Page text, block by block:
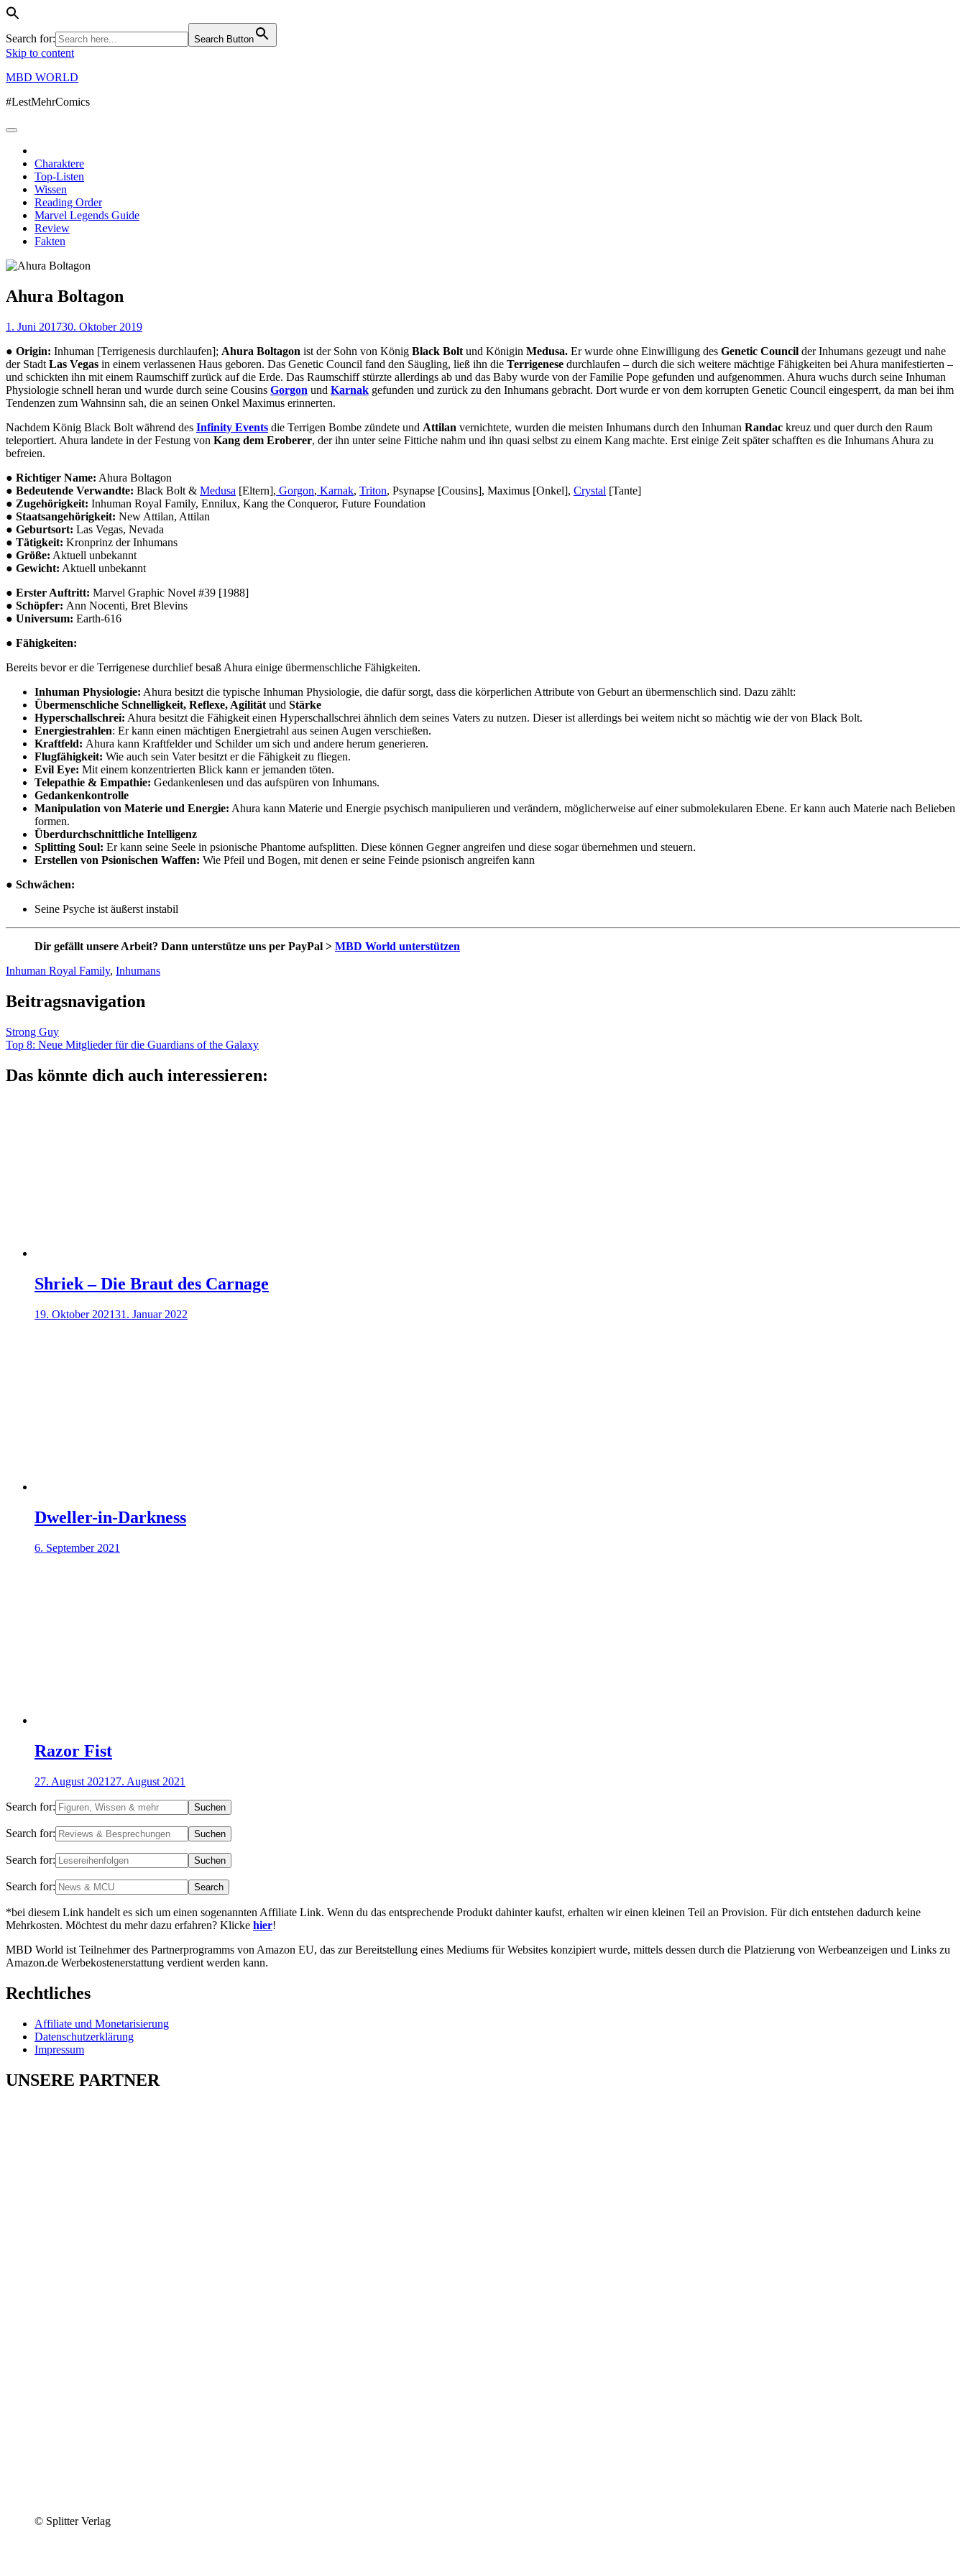
Search for: Search Button
Skip to content
MBD WORLD
#LestMehrComics
Charaktere
Top-Listen
Wissen
Reading Order
Marvel Legends Guide
Review
Fakten
Ahura Boltagon
1. Juni 201730. Oktober 2019
● Origin: Inhuman [Terrigenesis durchlaufen]; Ahura Boltagon ist der Sohn von König Black Bolt und Königin Medusa. Er wurde ohne Einwilligung des Genetic Council der Inhumans gezeugt und nahe
der Stadt Las Vegas in einem verlassenen Haus geboren. Das Genetic Council fand den Säugling, ließ ihn die Terrigenese durchlaufen – durch die sich weitere mächtige Fähigkeiten bei Ahura manifestierten –
und schickten ihn mit einem Raumschiff zurück auf die Erde. Das Raumschiff stürzte allerdings ab und das Baby wurde von der Familie Pope gefunden und aufgenommen. Ahura wuchs durch seine Inhuman
Physiologie schnell heran und wurde durch seine Cousins Gorgon und Karnak gefunden und zurück zu den Inhumans gebracht. Dort wurde er von dem korrupten Genetic Council eingesperrt, da man bei ihm
Tendenzen zum Wahnsinn sah, die an seinen Onkel Maximus erinnerten.
Nachdem König Black Bolt während des Infinity Events die Terrigen Bombe zündete und Attilan vernichtete, wurden die meisten Inhumans durch den Inhuman Randac kreuz und quer durch den Raum
teleportiert. Ahura landete in der Festung von Kang dem Eroberer, der ihn unter seine Fittiche nahm und ihn quasi selbst zu einem Kang machte. Erst einige Zeit später schafften es die Inhumans Ahura zu
befreien.
● Richtiger Name: Ahura Boltagon
● Bedeutende Verwandte: Black Bolt & Medusa [Eltern], Gorgon, Karnak, Triton, Psynapse [Cousins], Maximus [Onkel], Crystal [Tante]
● Zugehörigkeit: Inhuman Royal Family, Ennilux, Kang the Conqueror, Future Foundation
● Staatsangehörigkeit: New Attilan, Attilan
● Geburtsort: Las Vegas, Nevada
● Tätigkeit: Kronprinz der Inhumans
● Größe: Aktuell unbekannt
● Gewicht: Aktuell unbekannt
● Erster Auftritt: Marvel Graphic Novel #39 [1988]
● Schöpfer: Ann Nocenti, Bret Blevins
● Universum: Earth-616
● Fähigkeiten:
Bereits bevor er die Terrigenese durchlief besaß Ahura einige übermenschliche Fähigkeiten.
Inhuman Physiologie: Ahura besitzt die typische Inhuman Physiologie, die dafür sorgt, dass die körperlichen Attribute von Geburt an übermenschlich sind. Dazu zählt:
Übermenschliche Schnelligkeit, Reflexe, Agilität und Stärke
Hyperschallschrei: Ahura besitzt die Fähigkeit einen Hyperschallschrei ähnlich dem seines Vaters zu nutzen. Dieser ist allerdings bei weitem nicht so mächtig wie der von Black Bolt.
Energiestrahlen: Er kann einen mächtigen Energietrahl aus seinen Augen verschießen.
Kraftfeld: Ahura kann Kraftfelder und Schilder um sich und andere herum generieren.
Flugfähigkeit: Wie auch sein Vater besitzt er die Fähigkeit zu fliegen.
Evil Eye: Mit einem konzentrierten Blick kann er jemanden töten.
Telepathie & Empathie: Gedankenlesen und das aufspüren von Inhumans.
Gedankenkontrolle
Manipulation von Materie und Energie: Ahura kann Materie und Energie psychisch manipulieren und verändern, möglicherweise auf einer submolekularen Ebene. Er kann auch Materie nach Belieben
formen.
Überdurchschnittliche Intelligenz
Splitting Soul: Er kann seine Seele in psionische Phantome aufsplitten. Diese können Gegner angreifen und diese sogar übernehmen und steuern.
Erstellen von Psionischen Waffen: Wie Pfeil und Bogen, mit denen er seine Feinde psionisch angreifen kann
● Schwächen:
Seine Psyche ist äußerst instabil
Dir gefällt unsere Arbeit? Dann unterstütze uns per PayPal > MBD World unterstützen
Inhuman Royal Family, Inhumans
Beitragsnavigation
Strong Guy
Top 8: Neue Mitglieder für die Guardians of the Galaxy
Das könnte dich auch interessieren:
Shriek – Die Braut des Carnage
19. Oktober 202131. Januar 2022
Dweller-in-Darkness
6. September 2021
Razor Fist
27. August 2021 27. August 2021
Search for:
Search for:
Search for:
Search for:
*bei diesem Link handelt es sich um einen sogenannten Affiliate Link. Wenn du das entsprechende Produkt dahinter kaufst, erhalten wir einen kleinen Teil an Provision. Für dich entstehen dadurch keine
Mehrkosten. Möchtest du mehr dazu erfahren? Klicke hier!
MBD World ist Teilnehmer des Partnerprogramms von Amazon EU, das zur Bereitstellung eines Mediums für Websites konzipiert wurde, mittels dessen durch die Platzierung von Werbeanzeigen und Links zu
Amazon.de Werbekostenerstattung verdient werden kann.
Rechtliches
Affiliate und Monetarisierung
Datenschutzerklärung
Impressum
UNSERE PARTNER
© Splitter Verlag